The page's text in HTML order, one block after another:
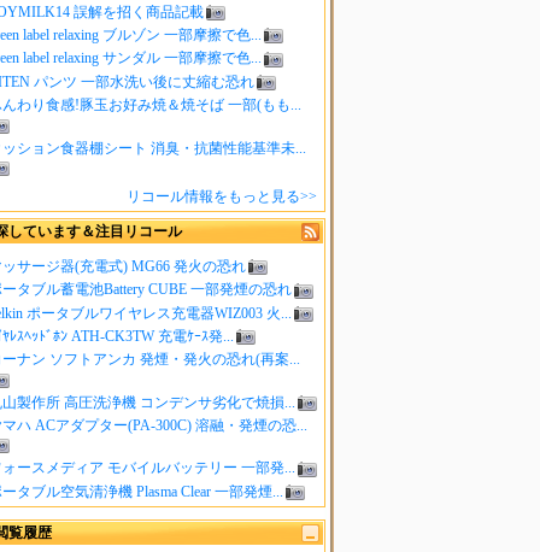
誤解を招く商品記載
label relaxing ブルゾン 一部摩擦で色...
label relaxing サンダル 一部摩擦で色...
パンツ 一部水洗い後に丈縮む恐れ
わり食感!豚玉お好み焼＆焼そば 一部(もも...
ッション食器棚シート 消臭・抗菌性能基準未...
リコール情報をもっと見る>>
しています＆注目リコール
ッサージ器(充電式) MG66 発火の恐れ
ータブル蓄電池Battery CUBE 一部発煙の恐れ
ポータブルワイヤレス充電器WIZ003 火...
ﾔﾚｽﾍｯﾄﾞﾎﾝ ATH-CK3TW 充電ｹｰｽ発...
ーナン ソフトアンカ 発煙・発火の恐れ(再案...
山製作所 高圧洗浄機 コンデンサ劣化で焼損...
マハ ACアダプター(PA-300C) 溶融・発煙の恐...
ォースメディア モバイルバッテリー 一部発...
ータブル空気清浄機 Plasma Clear 一部発煙...
覧履歴